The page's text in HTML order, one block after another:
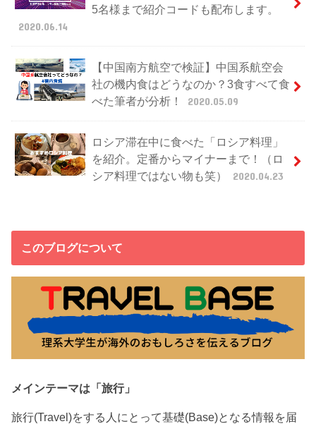
5名様まで紹介コードも配布します。
2020.06.14
【中国南方航空で検証】中国系航空会
社の機内食はどうなのか？3食すべて食
べた筆者が分析！
2020.05.09
ロシア滞在中に食べた「ロシア料理」
を紹介。定番からマイナーまで！（ロ
シア料理ではない物も笑）
2020.04.23
このブログについて
メインテーマは「旅行」
旅行(Travel)をする人にとって基礎(Base)となる情報を届